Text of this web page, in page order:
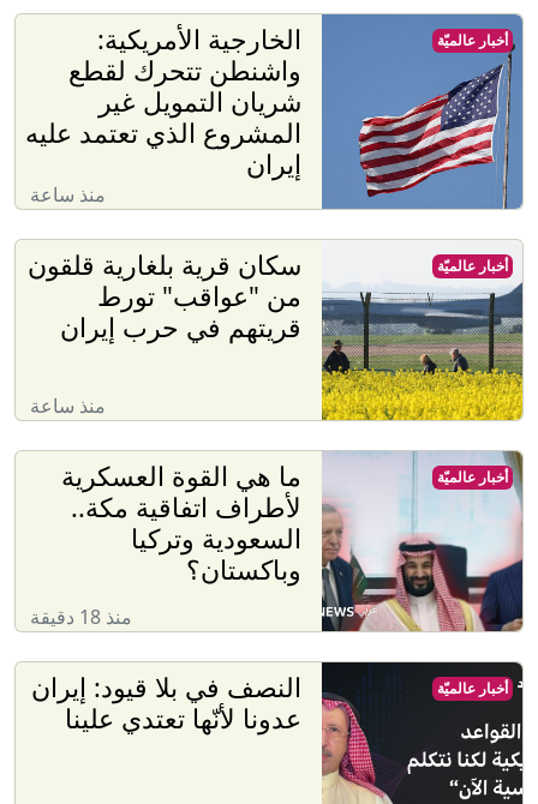
الخارجية الأمريكية:
واشنطن تتحرك لقطع
شريان التمويل غير
المشروع الذي تعتمد عليه
إيران
منذ ساعة
أخبار عالميّة
سكان قرية بلغارية قلقون
من "عواقب" تورط
قريتهم في حرب إيران
منذ ساعة
أخبار عالميّة
ما هي القوة العسكرية
لأطراف اتفاقية مكة..
السعودية وتركيا
وباكستان؟
منذ 18 دقيقة
أخبار عالميّة
النصف في بلا قيود: إيران
عدونا لأنّها تعتدي علينا
أخبار عالميّة